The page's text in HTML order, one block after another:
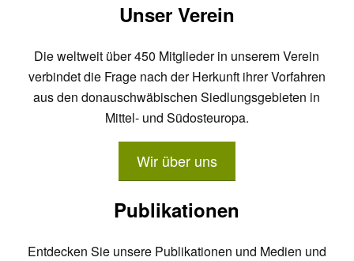
Unser Verein
Die weltweit über 450 Mitglieder in unserem Verein
verbindet die Frage nach der Herkunft ihrer Vorfahren
aus den donauschwäbischen Siedlungsgebieten in
Mittel- und Südosteuropa.
Wir über uns
Publikationen
Entdecken Sie unsere Publikationen und Medien und